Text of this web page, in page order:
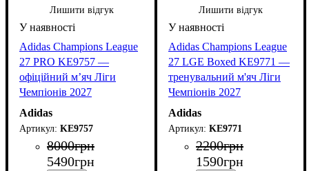
Лишити відгук
Adidas Champions League
27 PRO KE9757 —
офіційний м’яч Ліги
Чемпіонів 2027
Adidas
KE9757
8000грн
5490грн
Лишити відгук
Adidas Champions League
27 LGE Boxed KE9771 —
тренувальний м'яч Ліги
Чемпіонів 2027
Adidas
KE9771
2200грн
1590грн